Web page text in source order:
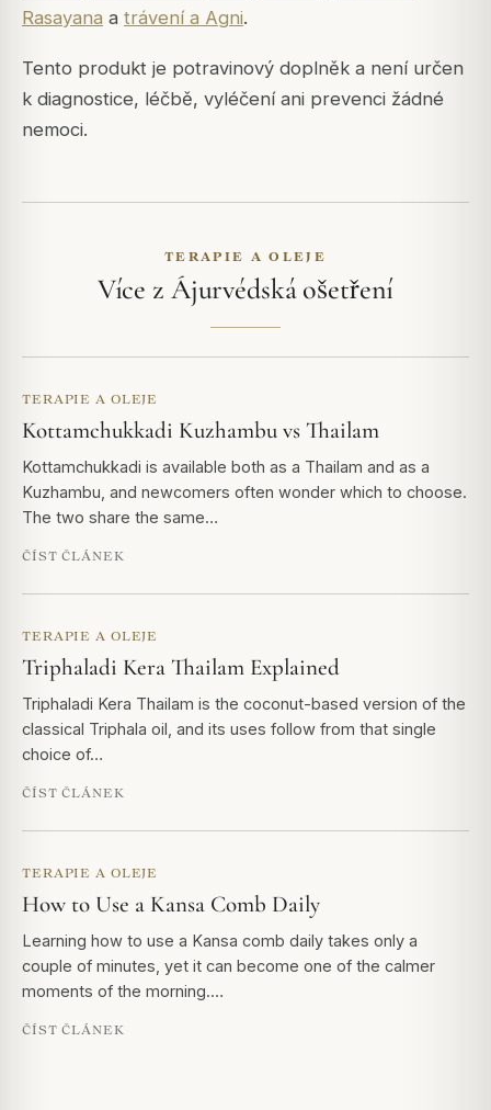
Rasayana a trávení a Agni.
Tento produkt je potravinový doplněk a není určen
k diagnostice, léčbě, vyléčení ani prevenci žádné
nemoci.
TERAPIE A OLEJE
Více z Ájurvédská ošetření
TERAPIE A OLEJE
Kottamchukkadi Kuzhambu vs Thailam
Kottamchukkadi is available both as a Thailam and as a
Kuzhambu, and newcomers often wonder which to choose.
The two share the same…
ČÍST ČLÁNEK
TERAPIE A OLEJE
Triphaladi Kera Thailam Explained
Triphaladi Kera Thailam is the coconut-based version of the
classical Triphala oil, and its uses follow from that single
choice of…
ČÍST ČLÁNEK
TERAPIE A OLEJE
How to Use a Kansa Comb Daily
Learning how to use a Kansa comb daily takes only a
couple of minutes, yet it can become one of the calmer
moments of the morning.…
ČÍST ČLÁNEK